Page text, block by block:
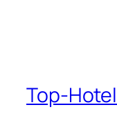
Top-